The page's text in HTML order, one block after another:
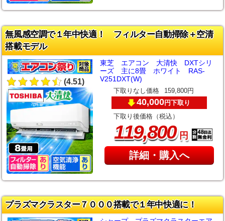
無風感空調で１年中快適！ フィルター自動掃除＋空清
搭載モデル
(4.51)
東芝 エアコン 大清快 DXTシリ
ーズ 主に8畳 ホワイト RAS-
V251DXT(W)
下取りなし価格 159,800円
40,000円下取り
下取り後価格（税込）
119,800円
詳細・購入へ
プラズマクラスター７０００搭載で１年中快適に！